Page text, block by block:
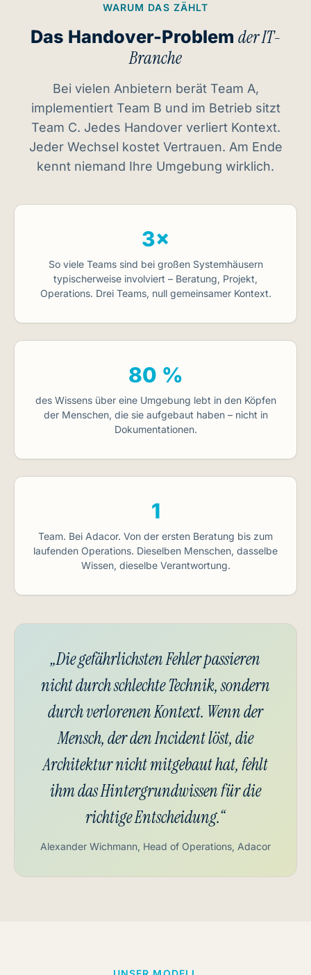
WARUM DAS ZÄHLT
Das Handover-Problem der IT-
Branche
Bei vielen Anbietern berät Team A,
implementiert Team B und im Betrieb sitzt
Team C. Jedes Handover verliert Kontext.
Jeder Wechsel kostet Vertrauen. Am Ende
kennt niemand Ihre Umgebung wirklich.
3×
So viele Teams sind bei großen Systemhäusern
typischerweise involviert – Beratung, Projekt,
Operations. Drei Teams, null gemeinsamer Kontext.
80 %
des Wissens über eine Umgebung lebt in den Köpfen
der Menschen, die sie aufgebaut haben – nicht in
Dokumentationen.
1
Team. Bei Adacor. Von der ersten Beratung bis zum
laufenden Operations. Dieselben Menschen, dasselbe
Wissen, dieselbe Verantwortung.
„Die gefährlichsten Fehler passieren
nicht durch schlechte Technik, sondern
durch verlorenen Kontext. Wenn der
Mensch, der den Incident löst, die
Architektur nicht mitgebaut hat, fehlt
ihm das Hintergrundwissen für die
richtige Entscheidung.“
Alexander Wichmann, Head of Operations, Adacor